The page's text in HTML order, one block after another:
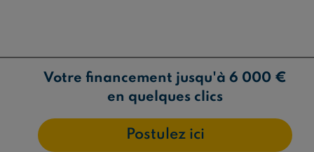
Votre financement jusqu'à 6 000 €
en quelques clics
Postulez ici